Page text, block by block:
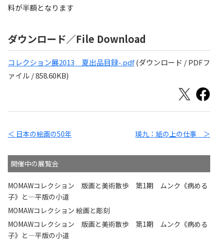
料が半額となります
ダウンロード／File Download
コレクション展2013＿夏出品目録-.pdf(ダウンロード / PDFフ
ァイル / 858.60KB)
＜ 日本の絵画の50年 瑛九：紙の上の仕事 ＞
開催中の展覧会
MOMAWコレクション 版画と美術散歩 第1期 ムンク《病める
子》と—平版の小道
MOMAWコレクション 絵画と彫刻
MOMAWコレクション 版画と美術散歩 第1期 ムンク《病める
子》と—平版の小道